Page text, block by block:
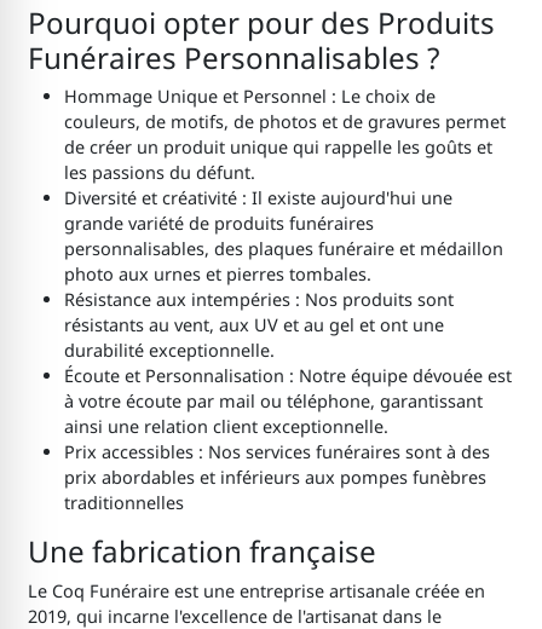
Pourquoi opter pour des Produits
Funéraires Personnalisables ?
Hommage Unique et Personnel : Le choix de
couleurs, de motifs, de photos et de gravures permet
de créer un produit unique qui rappelle les goûts et
les passions du défunt.
Diversité et créativité : Il existe aujourd'hui une
grande variété de produits funéraires
personnalisables, des plaques funéraire et médaillon
photo aux urnes et pierres tombales.
Résistance aux intempéries : Nos produits sont
résistants au vent, aux UV et au gel et ont une
durabilité exceptionnelle.
Écoute et Personnalisation : Notre équipe dévouée est
à votre écoute par mail ou téléphone, garantissant
ainsi une relation client exceptionnelle.
Prix accessibles : Nos services funéraires sont à des
prix abordables et inférieurs aux pompes funèbres
traditionnelles
Une fabrication française
Le Coq Funéraire est une entreprise artisanale créée en
2019, qui incarne l'excellence de l'artisanat dans le